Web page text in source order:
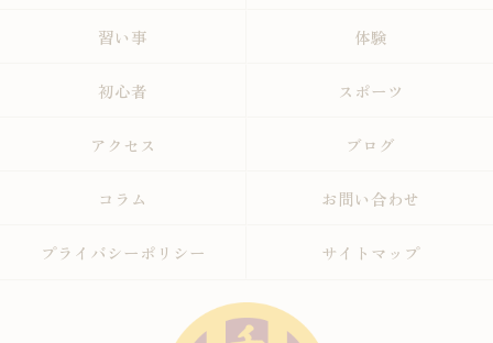
習い事 体験
初心者 スポーツ
アクセス ブログ
コラム お問い合わせ
プライバシーポリシー サイトマップ